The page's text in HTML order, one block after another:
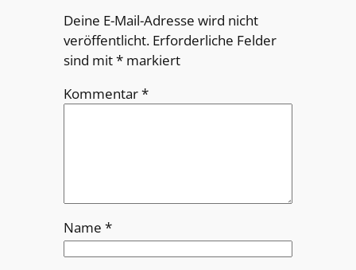
Deine E-Mail-Adresse wird nicht
veröffentlicht. Erforderliche Felder
sind mit*markiert
Kommentar*
Name *